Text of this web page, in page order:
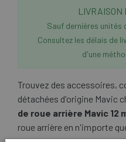
LIVRAISON
Sauf dernières unités
Consultez les délais de
d'une
Trouvez des accessoires,
détachées d'origine Mavic
de roue arrière Mavic 12
roue arrière en n'importe